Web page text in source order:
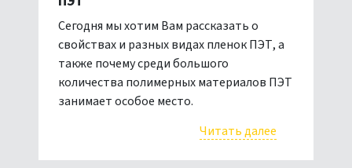
Сегодня мы хотим Вам рассказать о
свойствах и разных видах пленок ПЭТ, а
также почему среди большого
количества полимерных материалов ПЭТ
занимает особое место.
Читать далее